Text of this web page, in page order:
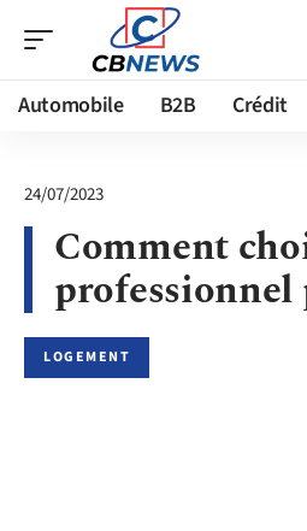
Automobile B2B Crédit
24/07/2023
Comment
professionnel
LOGEMENT